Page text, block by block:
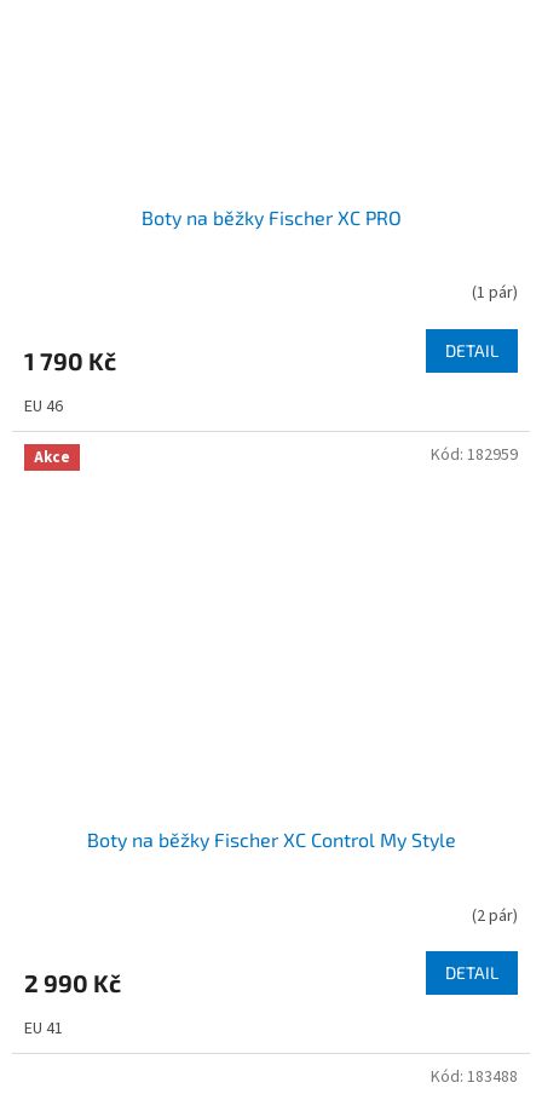
Boty na běžky Fischer XC PRO
(1 pár)
1 790 Kč DETAIL
EU 46
Akce
Boty na běžky Fischer XC Control My Style
(2 pár)
2 990 Kč DETAIL
EU 41
Kód: 182959
Kód: 183488